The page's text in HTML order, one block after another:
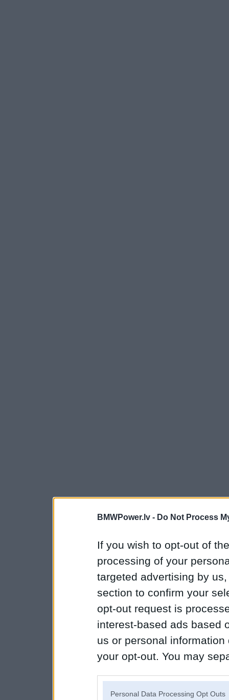
BMWPower.lv - Do Not Process
If you wish to opt-out of
processing of your
targeted advertising by
section to confirm your
opt-out request is
interest-based ads based
us or personal
your opt-out. You may
Personal Data Processing Opt Outs